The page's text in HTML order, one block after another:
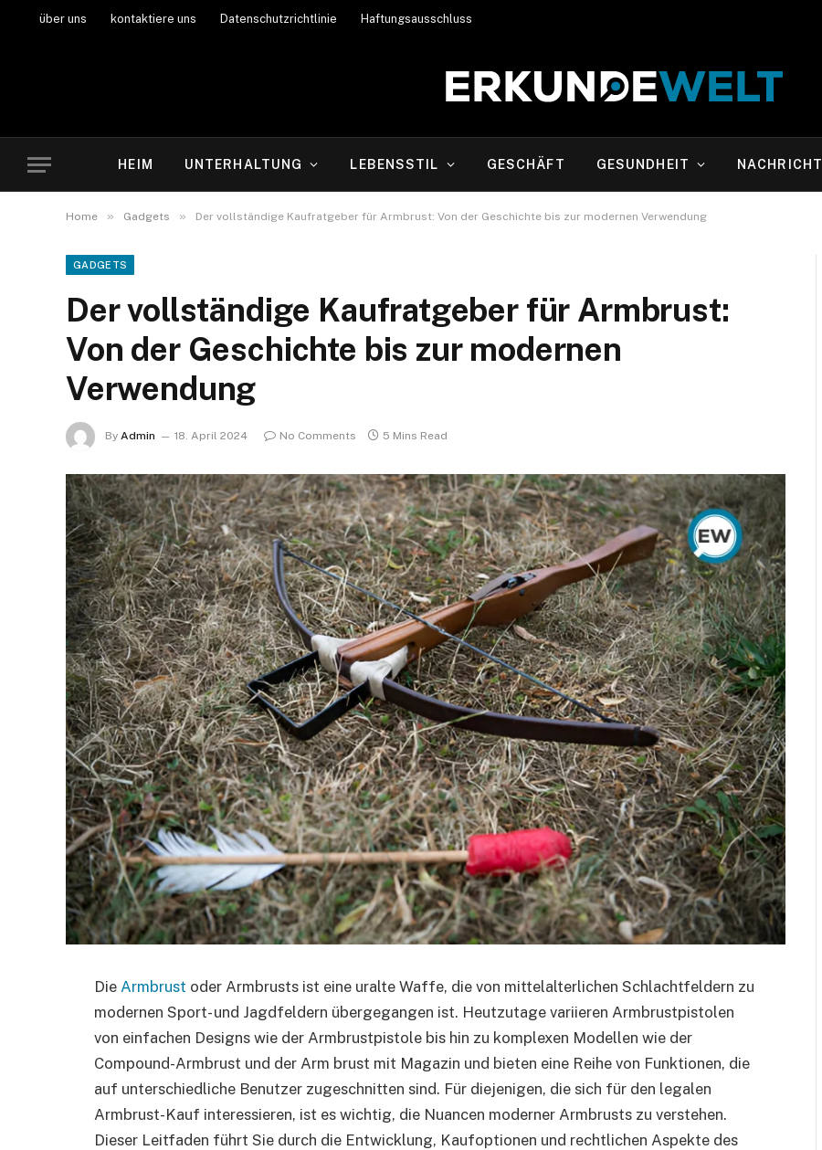
über uns kontaktiere uns Datenschutzrichtlinie Haftungsausschluss
HEIM UNTERHALTUNG LEBENSSTIL GESCHÄFT GESUNDHEIT NACHRICHT
Home » Gadgets » Der vollständige Kaufratgeber für Armbrust: Von der Geschichte bis zur modernen Verwendung
GADGETS
Der vollständige Kaufratgeber für Armbrust:
Von der Geschichte bis zur modernen
Verwendung
By Admin 18. April 2024 No Comments 5 Mins Read
Die Armbrust oder Armbrusts ist eine uralte Waffe, die von mittelalterlichen Schlachtfeldern zu
modernen Sport- und Jagdfeldern übergegangen ist. Heutzutage variieren Armbrustpistolen
von einfachen Designs wie der Armbrustpistole bis hin zu komplexen Modellen wie der
Compound-Armbrust und der Arm brust mit Magazin und bieten eine Reihe von Funktionen, die
auf unterschiedliche Benutzer zugeschnitten sind. Für diejenigen, die sich für den legalen
Armbrust-Kauf interessieren, ist es wichtig, die Nuancen moderner Armbrusts zu verstehen.
Dieser Leitfaden führt Sie durch die Entwicklung, Kaufoptionen und rechtlichen Aspekte des